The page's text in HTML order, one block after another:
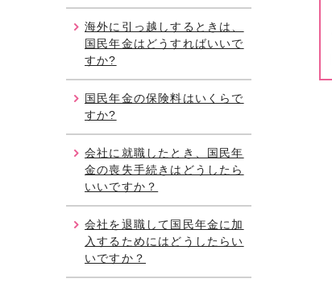
海外に引っ越しするときは、
国民年金はどうすればいいで
すか?
国民年金の保険料はいくらで
すか?
会社に就職したとき、国民年
金の喪失手続きはどうしたら
いいですか？
会社を退職して国民年金に加
入するためにはどうしたらい
いですか？